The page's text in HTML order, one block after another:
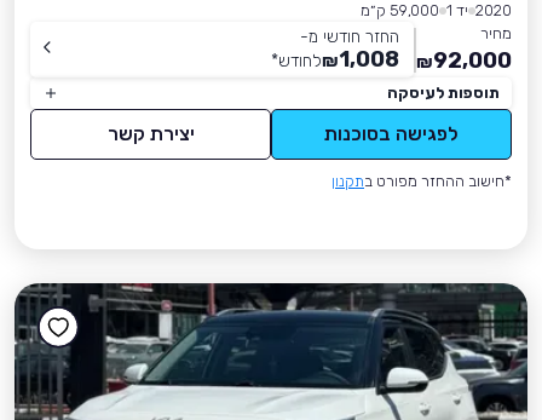
2020 יד 1
59,000 ק״מ
מחיר
92,000
₪
החזר חודשי מ-
1,008
₪לחודש*
תוספות לעיסקה
לפגישה בסוכנות יצירת קשר
*חישוב ההחזר מפורט בתקנון